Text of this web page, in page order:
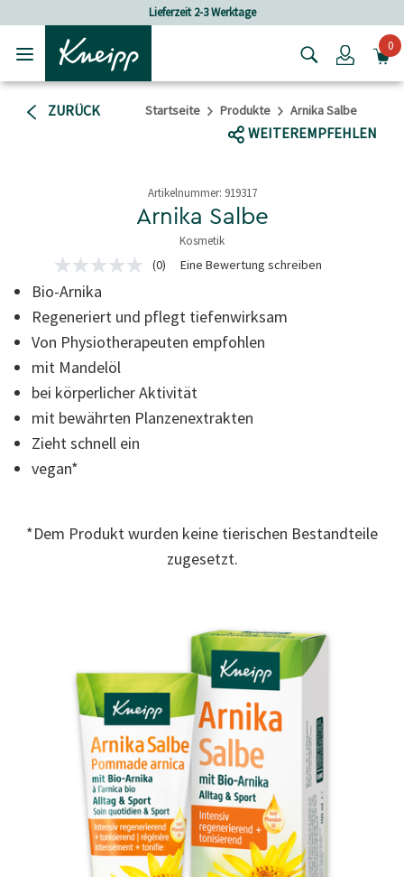
Lieferzeit 2-3 Werktage
Login0
ZURÜCK Startseite Produkte Arnika Salbe
WEITEREMPFEHLEN
Artikelnummer: 919317
Arnika Salbe
Kosmetik
3.9 von 5 Sternen
Kein
Bewertungswert
Link
zur
gleichen
Seite.
(0) Eine Bewertung schreiben
Bio-Arnika
Regeneriert und pflegt tiefenwirksam
Von Physiotherapeuten empfohlen
mit Mandelöl
bei körperlicher Aktivität
mit bewährten Planzenextrakten
Zieht schnell ein
vegan*
*Dem Produkt wurden keine tierischen Bestandteile
zugesetzt.